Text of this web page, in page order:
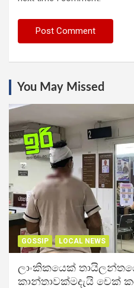
You May Missed
GOSSIP LOCAL NEWS
ලාංකිකයෙක්
කාන්තාවක්මදැයි චෙක්